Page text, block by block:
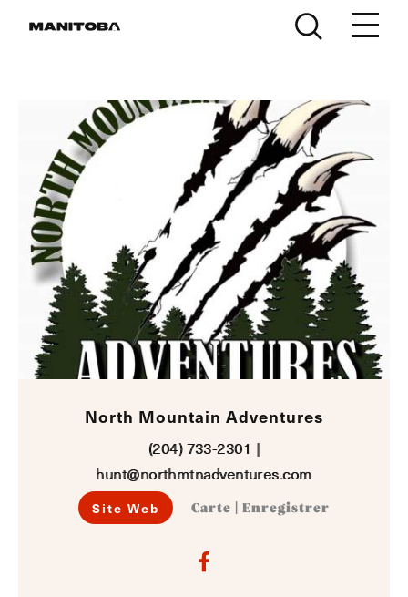
North Mountain Adventures
(204) 733-2301 |
hunt@northmtnadventures.com
Site Web Carte Enregistrer